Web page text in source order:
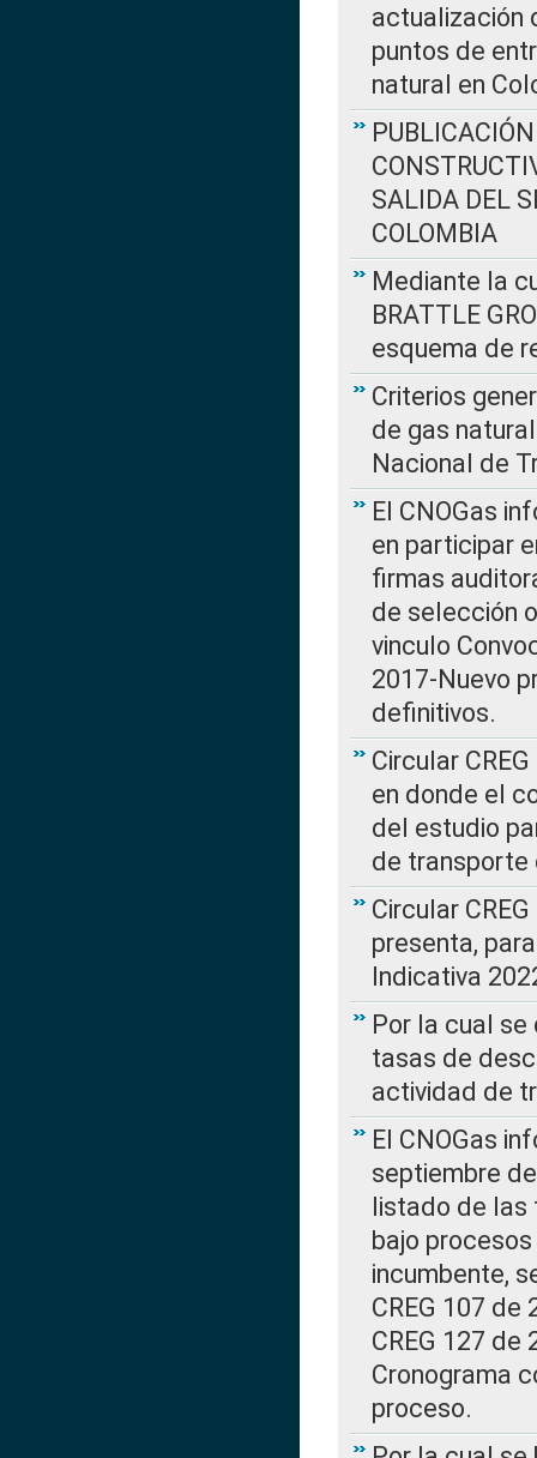
actualización
puntos de
natural en
SALIDA DEL
COLOMBIA
Mediante la
BRATTLE
esquema de
Criterios
de gas
Nacional de
El CNOGas
en participar
firmas
de selección
vinculo
2017-Nuevo
definitivos.
Circular
en donde el
del estudio
de transporte
Circular
presenta,
Indicativa
Por la cual
tasas de
actividad de
El CNOGas
septiembre
listado de las
bajo
incumbente,
CREG 107
CREG 127 de
Cronograma
proceso.